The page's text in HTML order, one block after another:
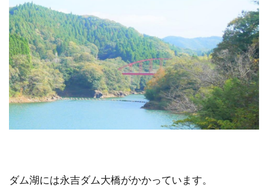
ダム湖には永吉ダム大橋がかかっています。